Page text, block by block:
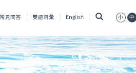
常見問答 雙語詞彙 English 小 中